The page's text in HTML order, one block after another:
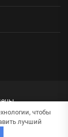
WordPress.
чтобы
лучший